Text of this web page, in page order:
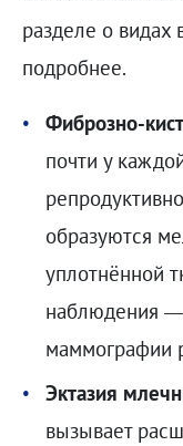
разделе о
подробнее.
Фиброзно-
почти у
образуются
уплотнённой
наблюдения
маммографии
Эктазия
вызывает